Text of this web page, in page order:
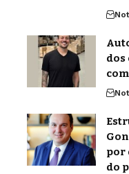
dos
por
do